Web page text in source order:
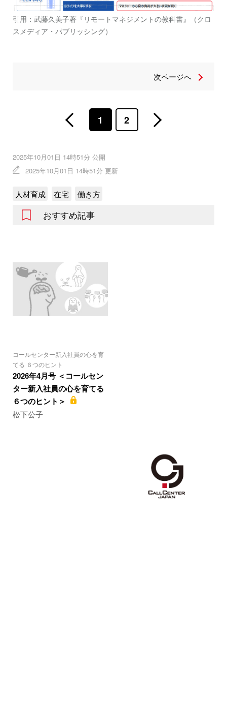
引用：武藤久美子著『リモートマネジメントの教科書』（クロ
スメディア・パブリッシング）
次ページへ
1 2
2025年10月01日 14時51分 公開
2025年10月01日 14時51分 更新
人材育成 在宅 働き方
おすすめ記事
コールセンター新入社員の心を育
てる ６つのヒント
2026年4月号 ＜コールセン
ター新入社員の心を育てる
６つのヒント＞
松下公子